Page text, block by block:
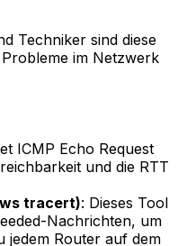
Techniker sind diese
im Netzwerk
ICMP Echo Request
und die RTT
tracert): Dieses Tool
Nachrichten, um
jedem Router auf dem